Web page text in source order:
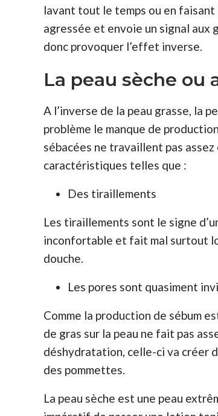
lavant tout le temps ou en faisant
agressée et envoie un signal aux
donc provoquer l’effet inverse.
La peau sèche ou
A l’inverse de la peau grasse, la
problème le manque de
sébacées ne travaillent pas
caractéristiques telles que :
Des tiraillements
Les tiraillements sont le signe
inconfortable et fait mal surtout
douche.
Les pores sont quasiment
Comme la production de sébum
de gras sur la peau ne fait pas
déshydratation, celle-ci va créer
des pommettes.
La peau sèche est une peau